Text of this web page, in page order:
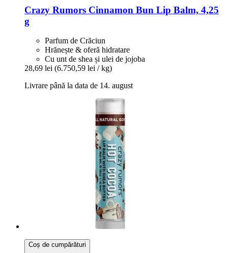
Crazy Rumors Cinnamon Bun Lip Balm, 4,25
g
Parfum de Crăciun
Hrănește & oferă hidratare
Cu unt de shea și ulei de jojoba
28,69 lei (6.750,59 lei / kg)
Livrare până la data de 14. august
Coș de cumpărături